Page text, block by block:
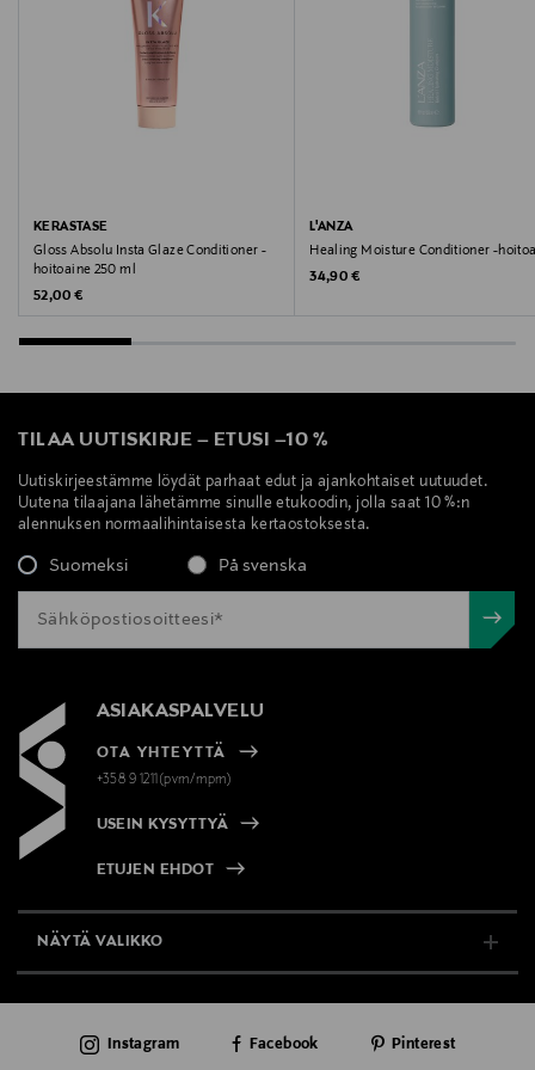
Digitaalinen osoite
KERASTASE
Gloss Absolu Insta Glaze Conditioner -
hoitoaine 250 ml
Original Price
52,00 €
L'ANZA
Healing Moisture Conditioner -
Original Price
34,90 €
TILAA UUTISKIRJE – ETUSI –10 %
Uutiskirjeestämme löydät parhaat edut ja ajankohtaiset uutuudet.
Uutena tilaajana lähetämme sinulle etukoodin, jolla saat 10 %:n
alennuksen normaalihintaisesta kertaostoksesta.
Suomeksi På svenska
ASIAKASPALVELU
OTA YHTEYTTÄ
+358 9 1211(pvm/mpm)
USEIN KYSYTTYÄ
ETUJEN EHDOT
NÄYTÄ VALIKKO
AJANKOHTAISTA
Instagram Facebook Pinterest